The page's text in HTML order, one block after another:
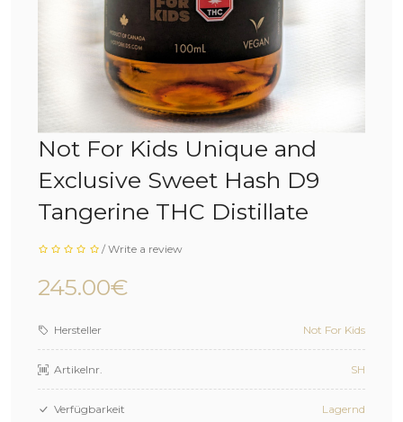
Not For Kids Unique and
Exclusive Sweet Hash D9
Tangerine THC Distillate
/Write a review
245.00€
Hersteller Not For Kids
Artikelnr. SH
Verfügbarkeit Lagernd